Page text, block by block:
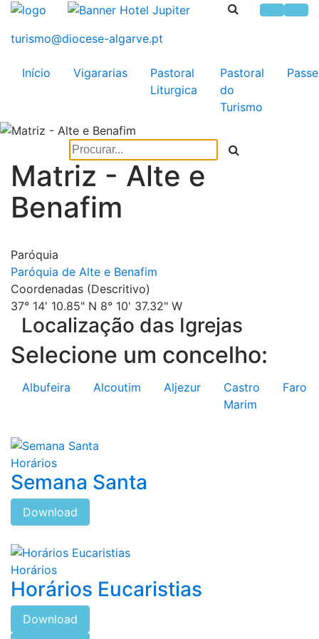
Início Vigararias
Pastoral
Liturgica
Pastoral
do
Turismo
Matriz - Alte e
Benafim
Paróquia
Paróquia de Alte e Benafim
Coordenadas (Descritivo)
37° 14' 10.85" N 8° 10' 37.32" W
Localização das Igrejas
Selecione um concelho:
Albufeira Alcoutim Aljezur
Castro
Marim
Faro
Horários
Semana Santa
Download
Horários
Horários Eucaristias
Download